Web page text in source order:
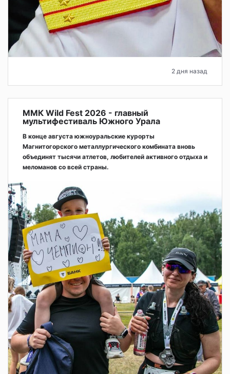
2 дня назад
ММК Wild Fest 2026 - главный
мультифестиваль Южного Урала
В конце августа южноуральские курорты
Магнитогорского металлургического комбината вновь
объединят тысячи атлетов, любителей активного отдыха и
меломанов со всей страны.